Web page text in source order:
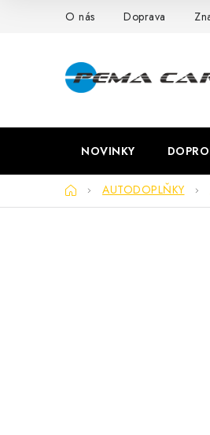
O nás Doprava
NOVINKY
DomůAUTODOPLŇKY